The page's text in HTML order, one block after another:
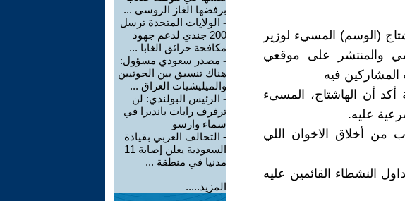
(الوسم) المسيء لوزير
والمنتشر على موقعي
المشاركين فيه
أكد أن الهاشتاج، المسىء
عليه.
من أخلاق الاخوان اللي
النشطاء القائمين عليه
برفضها الغاز الروسي ...
- الولايات المتحدة ترسل
200 جندي لدعم جهود
مكافحة حرائق الغابا ...
- مصدر سعودي مسؤول:
هناك تنسيق بين الحوثيين
والميليشيات العراق ...
- الرئيس البولندي: لن
ترفرف رايات بانديرا في
سماء وارسو
- التحالف العربي بقيادة
السعودية يعلن إصابة 11
مدنيا في منطقة ...
المزيد.....